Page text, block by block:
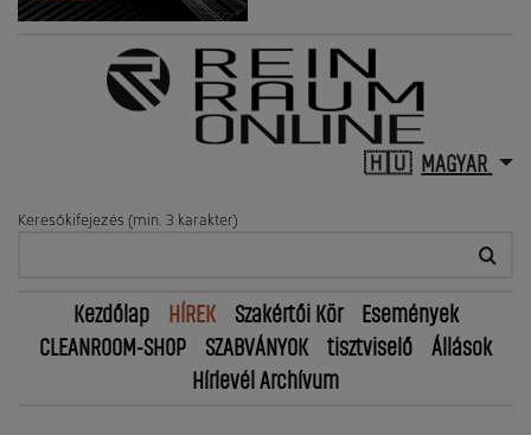
MAGYAR
Keresőkifejezés (min. 3 karakter)
Kezdőlap HÍREK Szakértői Kör
Események
CLEANROOM-SHOP
SZABVÁNYOK tisztviselő
Állások
Hírlevél Archívum